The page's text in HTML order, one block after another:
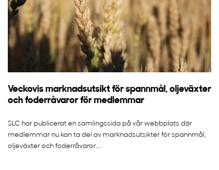
Veckovis marknadsutsikt för spannmål, oljeväxter
och foderråvaror för medlemmar
SLC har publicerat en samlingssida på vår webbplats där
medlemmar nu kan ta del av marknadsutsikter för spannmål,
oljeväxter och foderråvaror....